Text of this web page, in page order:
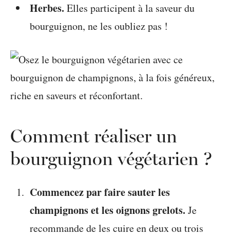
Herbes. Elles participent à la saveur du
bourguignon, ne les oubliez pas !
Comment réaliser un
bourguignon végétarien ?
Commencez par faire sauter les
champignons et les oignons grelots. Je
recommande de les cuire en deux ou trois